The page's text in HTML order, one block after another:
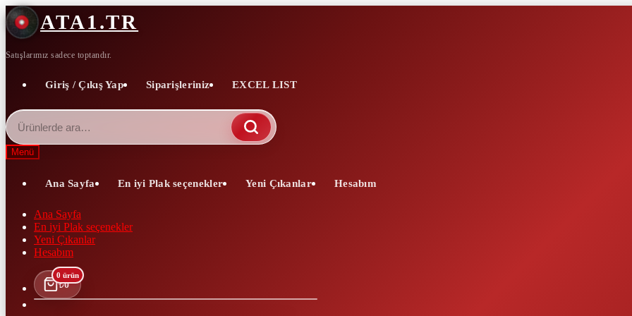
Dolaşıma
geç
İçeriğe
geç
ATA1.TR
Satışlarımız sadece toptandır.
Giriş / Çıkış Yap Siparişleriniz EXCEL LIST
Ara:
Menü
Ana Sayfa En iyi Plak seçenekler Yeni Çıkanlar Hesabım
Ana Sayfa
En iyi Plak seçenekler
Yeni Çıkanlar
Hesabım
₺0
0 ürün